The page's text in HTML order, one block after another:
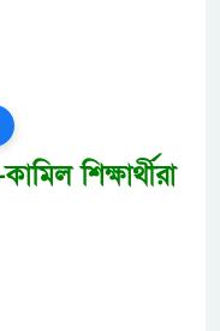
শিক্ষার্থীরা